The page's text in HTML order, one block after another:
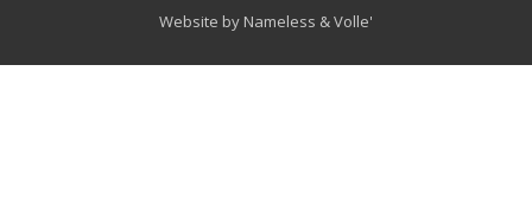
Website by Nameless &Volle'